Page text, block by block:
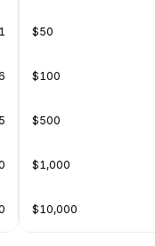
$50
$100
$500
$1,000
$10,000